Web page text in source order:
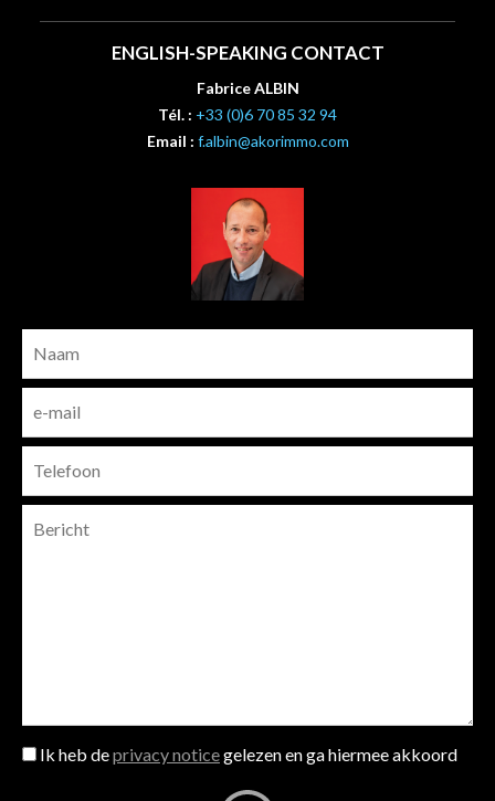
ENGLISH-SPEAKING CONTACT
Fabrice ALBIN
Tél. : +33 (0)6 70 85 32 94
Email : f.albin@akorimmo.com
Ik heb deprivacy noticegelezen en ga hiermee akkoord